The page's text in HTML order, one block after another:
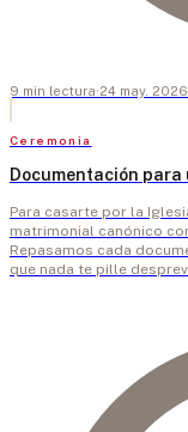
9 min lectura·24 may. 2026
Ceremonia
Documentación
Para casarte por la
matrimonial canónico
Repasamos cada
que nada te pille